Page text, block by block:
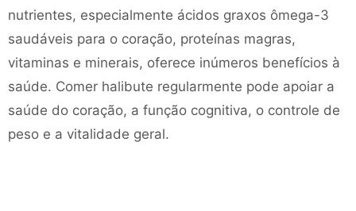
nutrientes, especialmente ácidos graxos ômega-3
saudáveis ​​para o coração, proteínas magras,
vitaminas e minerais, oferece inúmeros benefícios à
saúde. Comer halibute regularmente pode apoiar a
saúde do coração, a função cognitiva, o controle de
peso e a vitalidade geral.